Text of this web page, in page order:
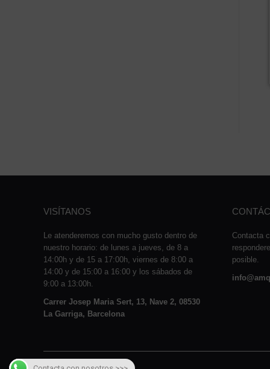
VISÍTANOS
Le atenderemos con mucho gusto dentro de
nuestro horario: de lunes a jueves, de 8 a
14:00h y de 15 a 17:00h, viernes de 8:00 a
14:00 y de 15:00 a 16:00 y los sábados de
9:00 a 13:00h.
Carrer Josep Maria Sert, 13, Nave 2, 08530
La Garriga, Barcelona
Contacta
posible.